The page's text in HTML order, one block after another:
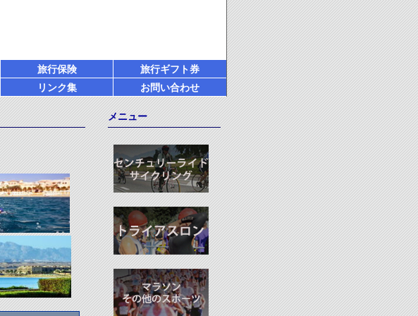
旅行保険
旅行ギフト券
リンク集 お問い合わせ
メニュー